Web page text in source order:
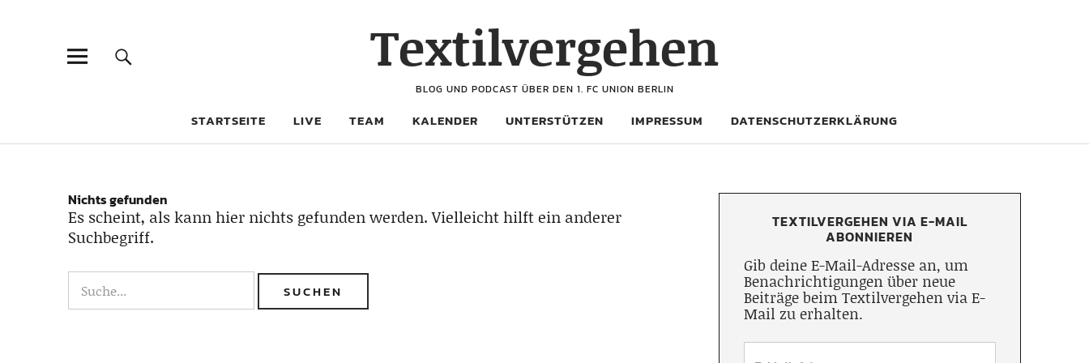
Textilvergehen
BLOG UND PODCAST ÜBER DEN 1. FC UNION BERLIN
STARTSEITE LIVE TEAM KALENDER UNTERSTÜTZEN IMPRESSUM DATENSCHUTZERKLÄRUNG
Nichts gefunden
Es scheint, als kann hier nichts gefunden werden. Vielleicht hilft ein anderer
Suchbegriff.
TEXTILVERGEHEN VIA E-MAIL
ABONNIEREN
Gib deine E-Mail-Adresse an, um
Benachrichtigungen über neue
Beiträge beim Textilvergehen via E-
Mail zu erhalten.